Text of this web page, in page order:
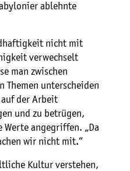
ablehnte
nicht mit
verwechselt
man zwischen
Themen unterscheiden
auf der Arbeit
und zu betrügen,
angegriffen. „Da
wir nicht mit.“
Kultur verstehen,